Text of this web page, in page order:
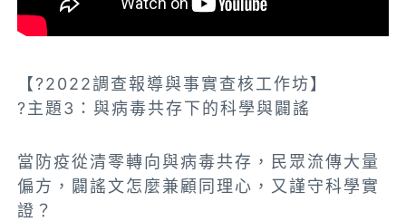
【?2022調查報導與事實查核工作坊】
?主題3：與病毒共存下的科學與闢謠
當防疫從清零轉向與病毒共存，民眾流傳大量
偏方，闢謠文怎麼兼顧同理心，又謹守科學實
證？